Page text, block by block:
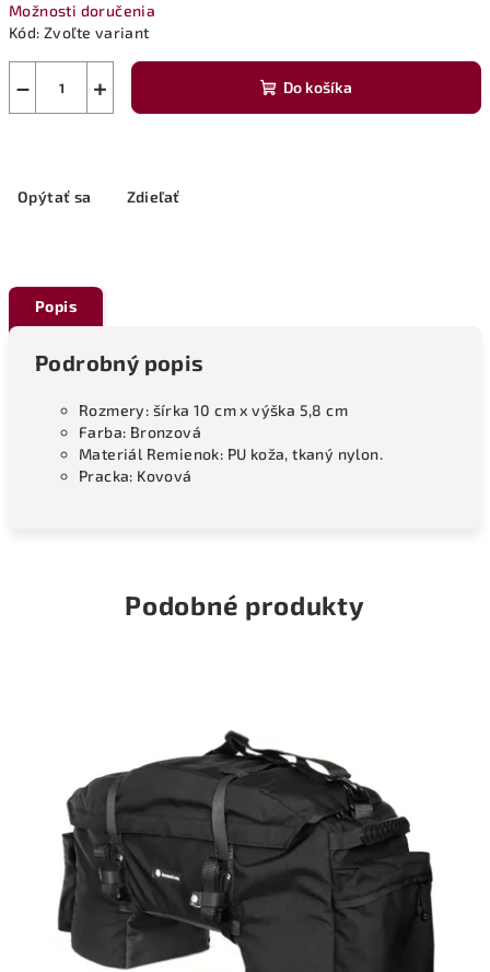
Možnosti doručenia
Kód: Zvoľte variant
+
− Do košíka
Opýtať sa Zdieľať
Popis
Podrobný popis
Rozmery: šírka 10 cm x výška 5,8 cm
Farba: Bronzová
Materiál Remienok: PU koža, tkaný nylon.
Pracka: Kovová
Podobné produkty